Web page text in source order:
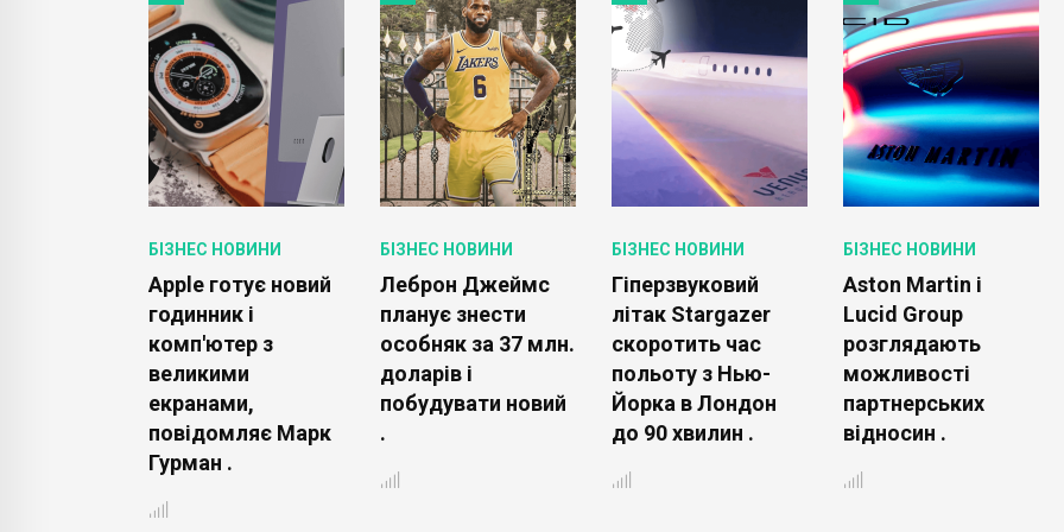
БІЗНЕС НОВИНИ
Apple готує новий
годинник і
комп'ютер з
великими
екранами,
повідомляє Марк
Гурман .
БІЗНЕС НОВИНИ
Леброн Джеймс
планує знести
особняк за 37 млн.
доларів і
побудувати новий
.
БІЗНЕС НОВИНИ
Гіперзвуковий
літак Stargazer
скоротить час
польоту з Нью-
Йорка в Лондон
до 90 хвилин .
БІЗНЕС НОВИНИ
Aston Martin і
Lucid Group
розглядають
можливості
партнерських
відносин .